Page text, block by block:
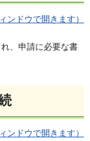
ンドウで開きます）
、申請に必要な書
ンドウで開きます）